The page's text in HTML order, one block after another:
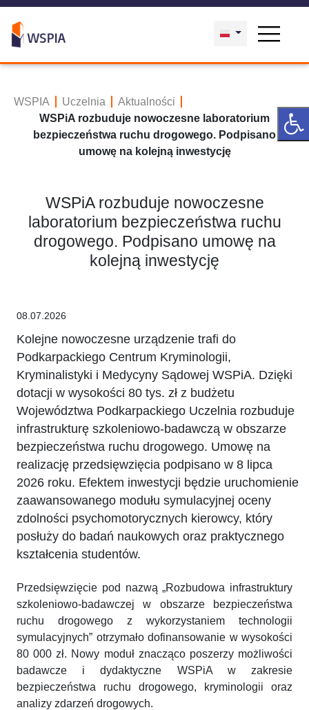
WSPIA Uczelnia
Aktualności
WSPiA rozbuduje nowoczesne laboratorium
bezpieczeństwa ruchu drogowego. Podpisano
umowę na kolejną inwestycję
WSPiA rozbuduje nowoczesne
laboratorium bezpieczeństwa ruchu
drogowego. Podpisano umowę na
kolejną inwestycję
08.07.2026
Kolejne nowoczesne urządzenie trafi do
Podkarpackiego Centrum Kryminologii,
Kryminalistyki i Medycyny Sądowej WSPiA. Dzięki
dotacji w wysokości 80 tys. zł z budżetu
Województwa Podkarpackiego Uczelnia rozbuduje
infrastrukturę szkoleniowo-badawczą w obszarze
bezpieczeństwa ruchu drogowego. Umowę na
realizację przedsięwzięcia podpisano w 8 lipca
2026 roku. Efektem inwestycji będzie uruchomienie
zaawansowanego modułu symulacyjnej oceny
zdolności psychomotorycznych kierowcy, który
posłuży do badań naukowych oraz praktycznego
kształcenia studentów.
Przedsięwzięcie pod nazwą „Rozbudowa infrastruktury
szkoleniowo-badawczej w obszarze bezpieczeństwa
ruchu drogowego z wykorzystaniem technologii
symulacyjnych” otrzymało dofinansowanie w wysokości
80 000 zł. Nowy moduł znacząco poszerzy możliwości
badawcze i dydaktyczne WSPiA w zakresie
bezpieczeństwa ruchu drogowego, kryminologii oraz
analizy zdarzeń drogowych.